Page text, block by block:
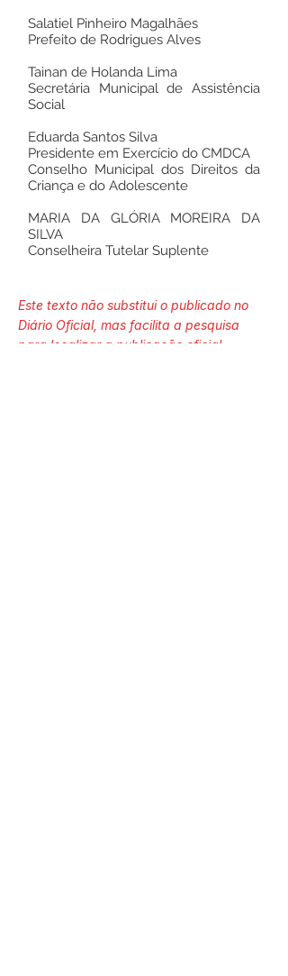
Salatiel Pinheiro Magalhães
Prefeito de Rodrigues Alves
Tainan de Holanda Lima
Secretária Municipal de Assistência
Social
Eduarda Santos Silva
Presidente em Exercício do CMDCA
Conselho Municipal dos Direitos da
Criança e do Adolescente
MARIA DA GLÓRIA MOREIRA DA
SILVA
Conselheira Tutelar Suplente
Este texto não substitui o publicado no
Diário Oficial, mas facilita a pesquisa
para localizar a publicação oficial.